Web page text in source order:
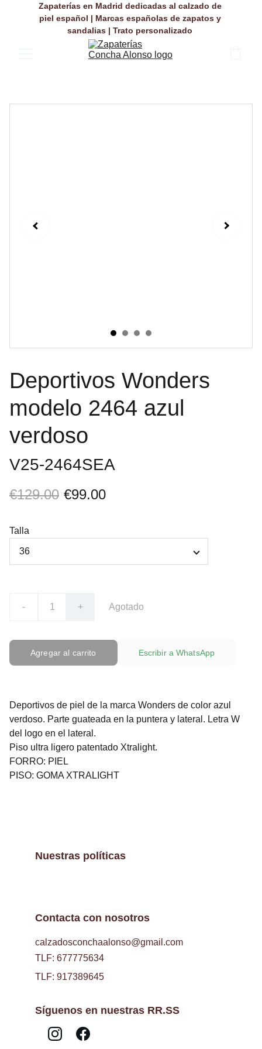
Zapaterías en Madrid dedicadas al calzado de
piel español | Marcas españolas de zapatos y
sandalias | Trato personalizado
Deportivos Wonders
modelo 2464 azul
verdoso
V25-2464SEA
€129.00 €99.00
Talla
- + Agotado
Agregar al carrito Escribir a WhatsApp
Deportivos de piel de la marca Wonders de color azul
verdoso. Parte guateada en la puntera y lateral. Letra W
del logo en el lateral.
Piso ultra ligero patentado Xtralight.
FORRO: PIEL
PISO: GOMA XTRALIGHT
Contacta con nosotros
calzadosconchaalonso@gmail.com
Síguenos en nuestras RR.SS
Nuestras políticas
TLF: 677775634
TLF: 917389645